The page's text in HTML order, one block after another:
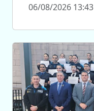
06/08/2026 13:43